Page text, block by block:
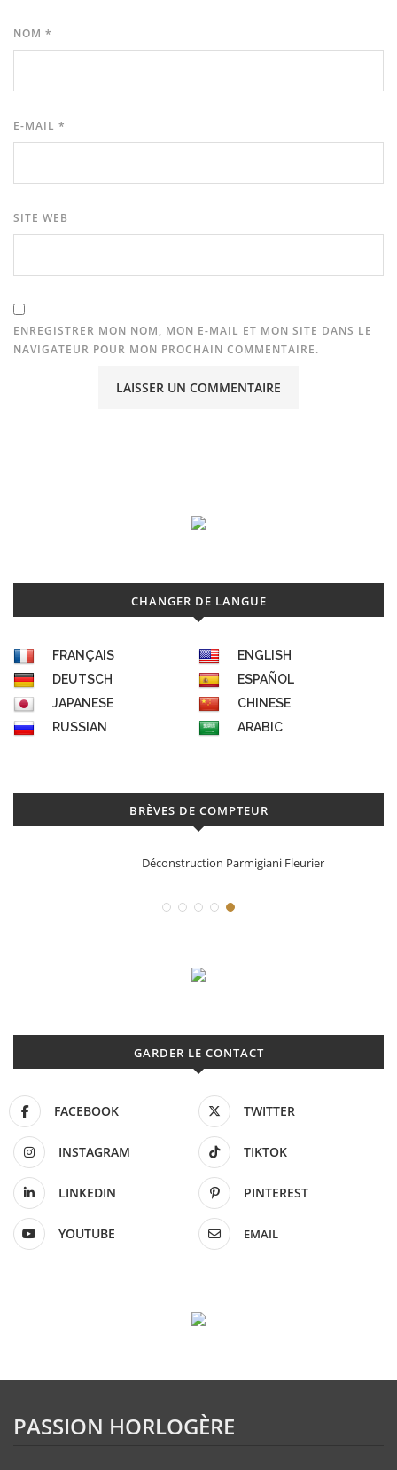
NOM *
E-MAIL *
SITE WEB
ENREGISTRER MON NOM, MON E-MAIL ET MON SITE DANS LE
NAVIGATEUR POUR MON PROCHAIN COMMENTAIRE.
CHANGER DE LANGUE
FRANÇAIS
ENGLISH
DEUTSCH
ESPAÑOL
JAPANESE
CHINESE
RUSSIAN
ARABIC
BRÈVES DE COMPTEUR
Déconstruction Parmigiani Fleurier
GARDER LE CONTACT
FACEBOOK TWITTER
INSTAGRAM TIKTOK
LINKEDIN PINTEREST
YOUTUBE EMAIL
PASSION HORLOGÈRE